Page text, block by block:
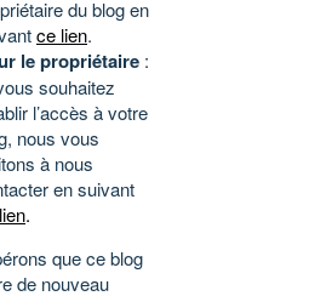
du blog en
ce lien.
le propriétaire :
souhaitez
l’accès à votre
nous vous
à nous
en suivant
.
que ce blog
de nouveau